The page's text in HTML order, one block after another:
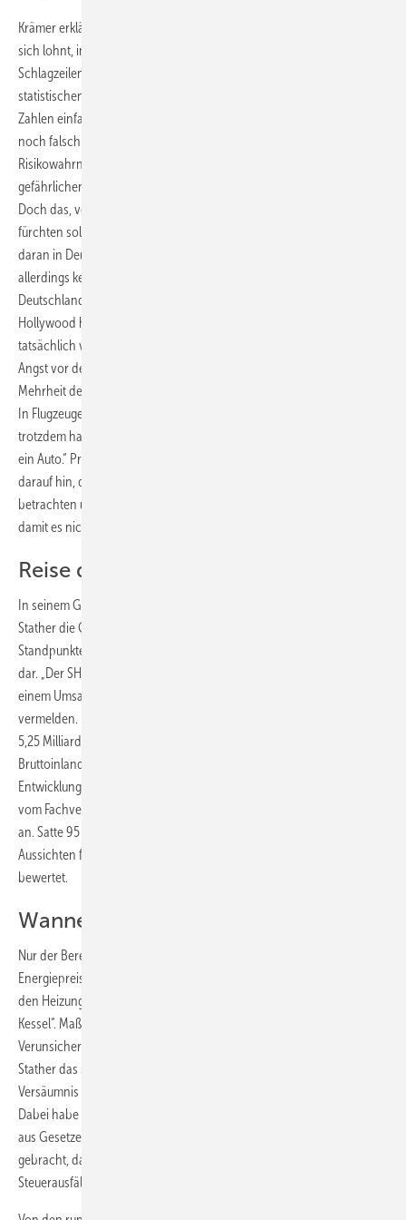
Krämer erklärte eigentlich paradox erscheinende Dinge wie, warum es
sich lohnt, in Ländern mit der höchsten Krebsmortalität zu leben und
Schlagzeilen wie „Alzheimer durch Kaffeesahne“, die aus einer
statistischen Untersuchung hervorgegangen waren. Oft würden
Zahlen einfach im falschen Zusammenhang dargestellt und dann
noch falsch interpretiert. Hinzu kommt die irrationale
Risikowahrnehmung der Menschen. Krämer: „Da die Welt voll mit
gefährlichen Dingen ist, haben Menschen vor vielen Dingen Angst.
Doch das, vor dem wir uns fürchten, ist selten das, vor dem wir uns
fürchten sollten. Wir fürchten uns vor dem Rinderwahnsinn, obwohl
daran in Deutschland kaum jemand gestorben ist. Wir haben
allerdings kein Problem damit, Fisch zu essen – obwohl jährlich in
Deutschland über 500 Menschen an Fischgräten ersticken. Dank
Hollywood haben wir Angst vor Haien, obwohl sehr wenig Menschen
tatsächlich von Haien angegriffen und getötet werden. Wir haben
Angst vor den Pestiziden in der Nahrung, aber die überwiegende
Mehrheit der natürlichen Giftstoffe in den Lebensmitteln lässt uns kalt.
In Flugzeugen sterben weniger Menschen als im Straßenverkehr und
trotzdem haben wir mehr Angst davor in ein Flugzeug zu steigen als in
ein Auto.“ Professor Krämer wies in seinem kurzweiligen Vortrag
darauf hin, dass es wichtig sei, Wahrscheinlichkeiten richtig zu
betrachten und gegebene Fakten vollständig zu berücksichtigen,
damit es nicht zu Fehldeutungen komme.
Reise durch die SHK-Landschaft
In seinem Grundsatzreferat nahm der Verbandsvorsitzende Manfred
Stather die Gäste mit auf eine Reise durch die SHK-Branche und legte
Standpunkte und Forderungen der SHK-Handwerke der Öffentlichkeit
dar. „Der SHK-Handwerksbereich kann in Baden-Württemberg mit
einem Umsatzplus von 2,0 % ein wirtschaftlich gutes Jahr 2011
vermelden. Mit 45000 Beschäftigten wurde ein Jahresumsatz von
5,25 Milliarden Euro erzielt und damit rund 1,4 % des
Bruttoinlandproduktes erwirtschaftet“, fasste Stather die jüngste
Entwicklung zusammen und gab mit einem Plus von 2 bis 3 % auch die
vom Fachverband erwartete Umsatzentwicklung für das laufende Jahr
an. Satte 95 % der Betriebe hätten in der Verbandsumfrage die
Aussichten für das weitere Jahr mit gleichbleibend oder besser
bewertet.
Wanne statt Kessel
Nur der Bereich Heizung/Regenerative Energien war 2011 trotz hoher
Energiepreise rückläufig. Die vielzitierte Energiewende finde nicht in
den Heizungskellern statt. Bei den Betrieben gelte eher „Wanne statt
Kessel“. Maßgeblich für den Rückgang im Heizungsbereich sei die
Verunsicherung der Immobi­lienbesitzer. Als Ursache hierfür nannte
Stather das ständige Stopp and Go in der Förderpolitik und das
Versäumnis der Politik, für klare steuerliche Regelungen zu sorgen.
Dabei habe die Bundesregierung – bereits vor einem Jahr – ein Paket
aus Gesetzen und Verordnungen auf den parlamentarischen Weg
gebracht, das im Gezänk zwischen Bund und Ländern um
Steuerausfälle im Vermittlungsausschuss stecken geblieben sei.